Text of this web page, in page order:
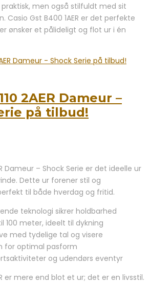
praktisk, men også stilfuldt med sit
Casio Gst B400 1AER er det perfekte
ønsker et pålideligt og flot ur i én
2AER Dameur –
på tilbud!
Dameur – Shock Serie er det ideelle ur
Dette ur forener stil og
til både hverdag og fritid.
teknologi sikrer holdbarhed
meter, ideelt til dykning
med tydelige tal og visere
for optimal pasform
og udendørs eventyr
er mere end blot et ur; det er en livsstil.